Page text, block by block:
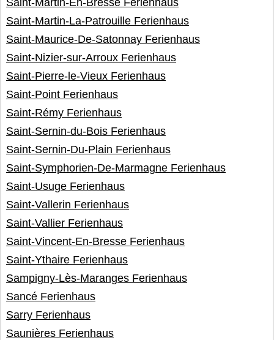
Saint-Martin-En-Bresse Ferienhaus
Saint-Martin-La-Patrouille Ferienhaus
Saint-Maurice-De-Satonnay Ferienhaus
Saint-Nizier-sur-Arroux Ferienhaus
Saint-Pierre-le-Vieux Ferienhaus
Saint-Point Ferienhaus
Saint-Rémy Ferienhaus
Saint-Sernin-du-Bois Ferienhaus
Saint-Sernin-Du-Plain Ferienhaus
Saint-Symphorien-De-Marmagne Ferienhaus
Saint-Usuge Ferienhaus
Saint-Vallerin Ferienhaus
Saint-Vallier Ferienhaus
Saint-Vincent-En-Bresse Ferienhaus
Saint-Ythaire Ferienhaus
Sampigny-Lès-Maranges Ferienhaus
Sancé Ferienhaus
Sarry Ferienhaus
Saunières Ferienhaus